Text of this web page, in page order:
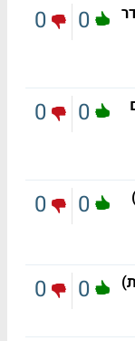
0
0
0
0
0
0
0
0